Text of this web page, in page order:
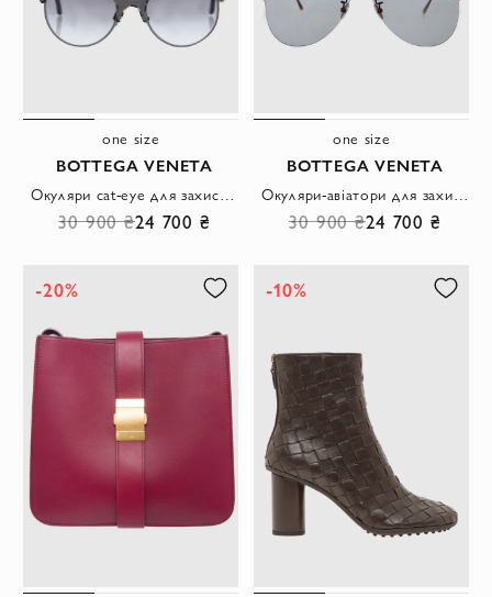
one size
BOTTEGA VENETA
30 900 ₴24 700 ₴
one size
BOTTEGA VENETA
30 900 ₴24 700 ₴
-20% -10%